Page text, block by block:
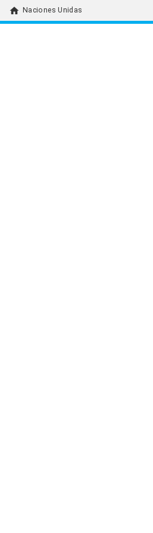
home Naciones Unidas